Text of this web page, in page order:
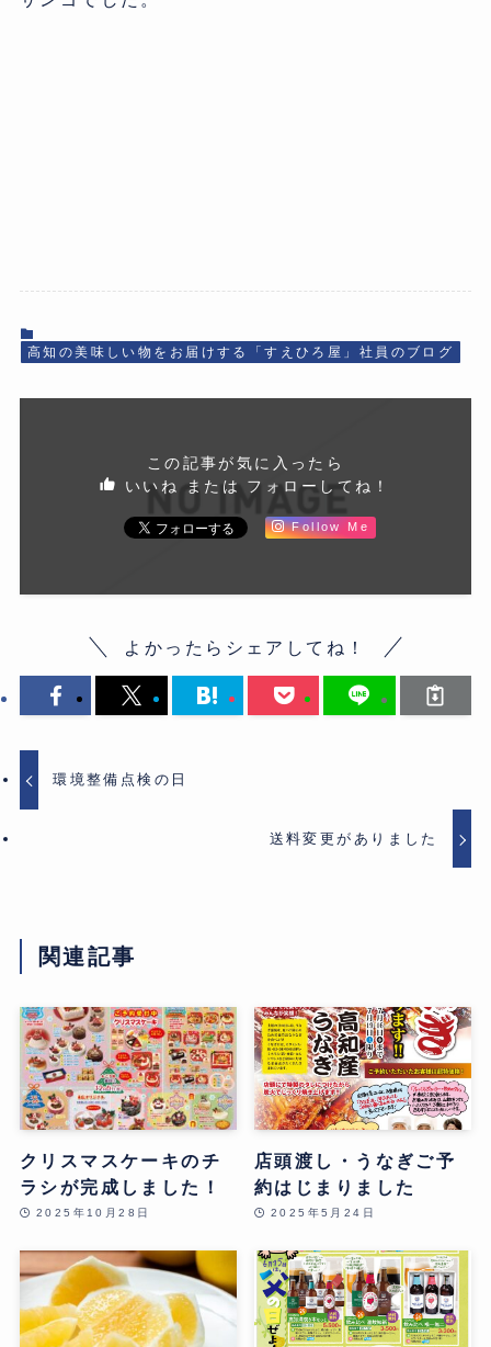
高知の美味しい物をお届けする「すえひろ屋」社員のブログ
この記事が気に入ったら
いいね または フォローしてね！
Follow Me
よかったらシェアしてね！
環境整備点検の日
送料変更がありました
関連記事
クリスマスケーキのチ
ラシが完成しました！
2025年10月28日
店頭渡し・うなぎご予
約はじまりました
2025年5月24日